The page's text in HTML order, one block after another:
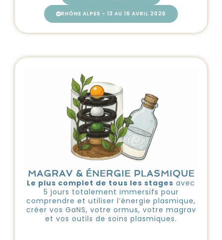
RHÔNE ALPES - 13 AU 16 AVRIL 2026
MAGRAV & ÉNERGIE PLASMIQUE
Le plus complet de tous les stages avec
5 jours totalement immersifs pour
comprendre et utiliser l’énergie plasmique,
créer vos GaNS, votre ormus, votre magrav
et vos outils de soins plasmiques.